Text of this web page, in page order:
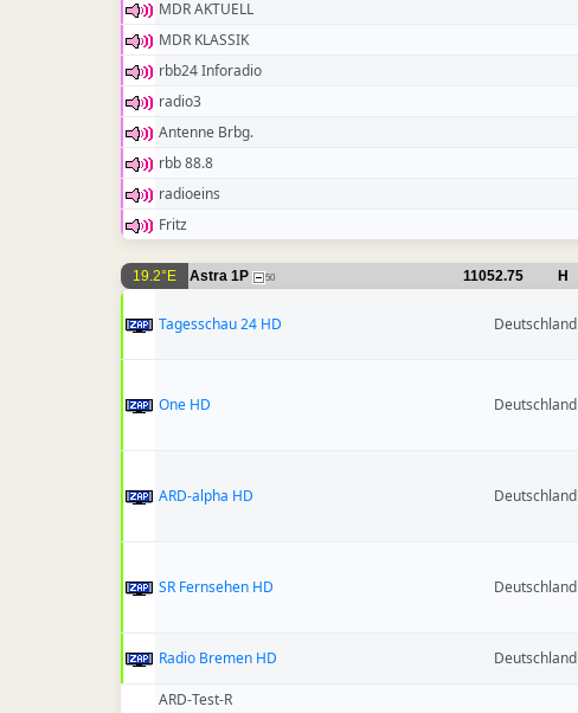
MDR AKTUELL
MDR KLASSIK
rbb24 Inforadio
radio3
Antenne Brbg.
rbb 88.8
radioeins
Fritz
19.2°E Astra 1P 50 11052.75 H
Tagesschau 24 HD Deutschland
One HD Deutschland
ARD-alpha HD Deutschland
SR Fernsehen HD Deutschland
Radio Bremen HD Deutschland
ARD-Test-R